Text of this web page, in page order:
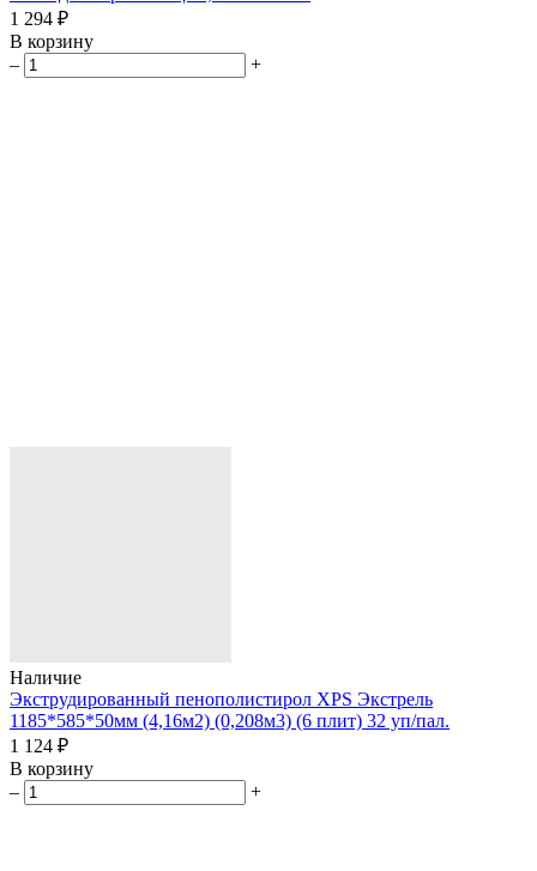
1 294 ₽
В корзину
–
+
Наличие
Экструдированный пенополистирол XPS Экстрель
1185*585*50мм (4,16м2) (0,208м3) (6 плит) 32 уп/пал.
1 124 ₽
В корзину
–
+